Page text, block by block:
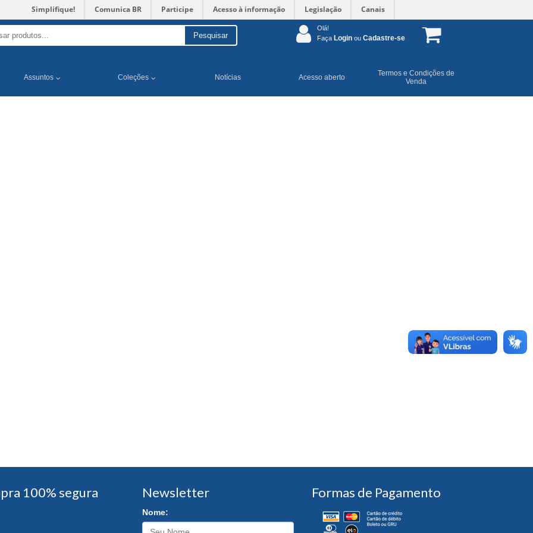
Simplifique! Comunica BR Participe Acesso à informação Legislação Canais
Pesquisar
Olá!
Faça Login ou Cadastre-se
Assuntos Coleções Notícias Acesso aberto
Termos e Condições de
Venda
100% segura Newsletter
Nome:
Formas de Pagamento